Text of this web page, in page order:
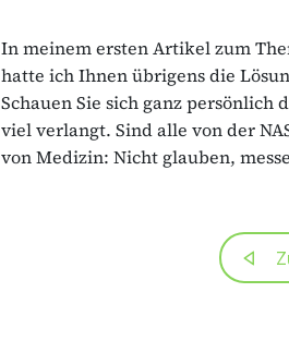
In meinem ersten Artikel zum
hatte ich Ihnen übrigens die
Schauen Sie sich ganz
viel verlangt. Sind alle von der
von Medizin: Nicht glauben,